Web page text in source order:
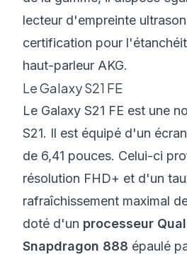
lecteur d'empreinte
certification pour
haut-parleur AKG.
Le Galaxy S21 FE
Le Galaxy S21 FE est une
S21. Il est équipé d'un
de 6,41 pouces. Celui-ci
résolution FHD+ et d'un
rafraîchissement maximal
doté d'un processeur
Snapdragon 888 épaulé